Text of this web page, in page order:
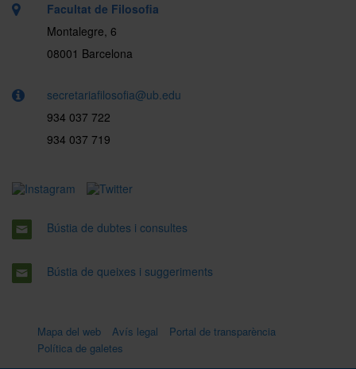
Facultat de Filosofia
Montalegre, 6
08001 Barcelona
secretariafilosofia@ub.edu
934 037 722
934 037 719
Bústia de dubtes i consultes
Bústia de queixes i suggeriments
Mapa del web Avís legal
Portal de transparència
Política de galetes